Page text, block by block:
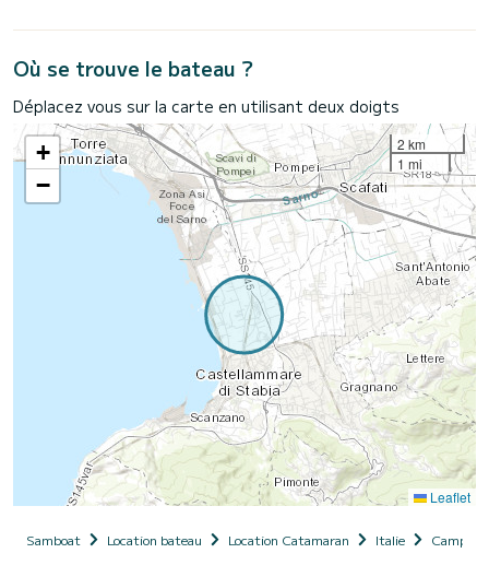
Où se trouve le bateau ?
Déplacez vous sur la carte en utilisant deux doigts
+
−
2 km
1 mi
Leaflet
Samboat Location bateau Location Catamaran Italie